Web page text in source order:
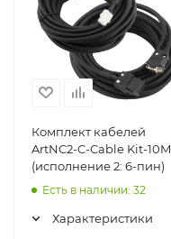
Комплект кабелей
ArtNC2-C-Cable Kit-10M
(исполнение 2: 6-пин)
Есть в наличии: 32
Характеристики